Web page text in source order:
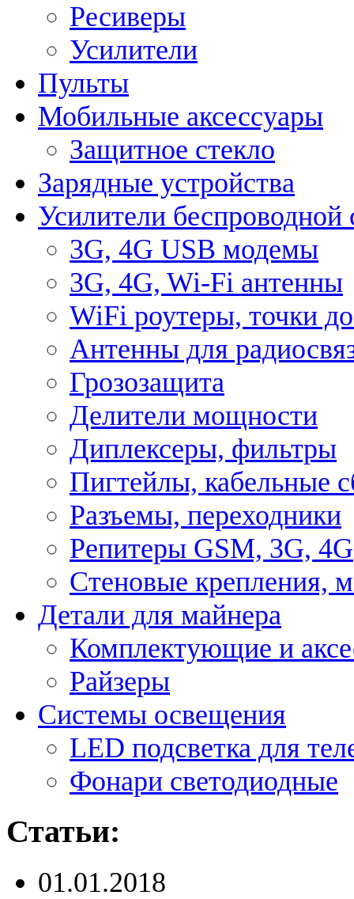
Ресиверы
Усилители
Пульты
Мобильные аксессуары
Защитное стекло
Зарядные устройства
Усилители беспроводной
3G, 4G USB модемы
3G, 4G, Wi-Fi антенны
WiFi роутеры, точки
Антенны для
Грозозащита
Делители мощности
Диплексеры, фильтры
Пигтейлы, кабельные
Разъемы, переходники
Репитеры GSM, 3G, 4G
Стеновые крепления,
Детали для майнера
Комплектующие и
Райзеры
Системы освещения
LED подсветка для
Фонари светодиодные
Статьи:
01.01.2018